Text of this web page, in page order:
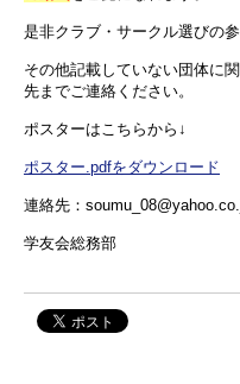
是非クラブ・サークル選びの
その他記載していない団体に
先までご連絡ください。
ポスターはこちらから↓
ポスター.pdfをダウンロード
連絡先：
学友会総務部